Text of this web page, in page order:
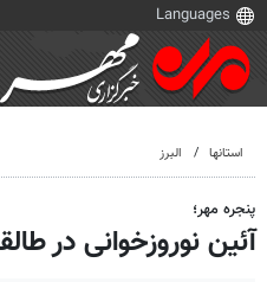
استانها البرز
پنجره مهر؛
آئین نوروزخوانی در